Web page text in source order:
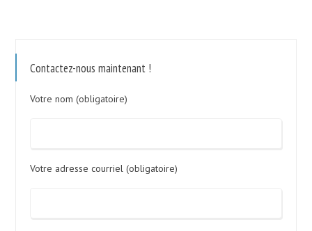
Contactez-nous maintenant !
Votre nom (obligatoire)
Votre adresse courriel (obligatoire)